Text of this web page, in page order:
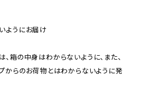
ようにお届け
箱の中身はわからないように、また、
からのお荷物とはわからないように発